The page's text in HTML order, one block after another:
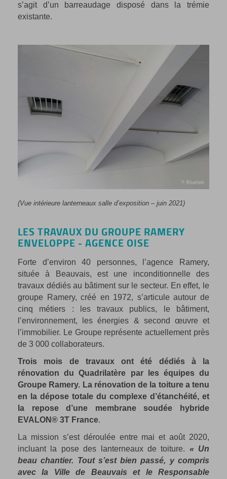
s’agit d’un barreaudage disposé dans la trémie
existante.
(Vue intérieure lanterneaux salle d’exposition – juin 2021)
LES TRAVAUX DU GROUPE RAMERY
ENVELOPPE - AGENCE OISE
Forte d’environ 40 personnes, l’agence Ramery,
située à Beauvais, est une inconditionnelle des
travaux dédiés au bâtiment sur le secteur. En effet, le
groupe Ramery, créé en 1972, s’articule autour de
cinq métiers : les travaux publics, le bâtiment,
l’environnement, les énergies & second œuvre et
l’immobilier. Le Groupe représente actuellement près
de 3 000 collaborateurs.
Trois mois de travaux ont été dédiés à la
rénovation du Quadrilatère par les équipes du
Groupe Ramery. La rénovation de la toiture a tenu
en la dépose totale du complexe d’étanchéité, et
la repose d’une membrane soudée hybride
EVALON® 3T France.
La mission s’est déroulée entre mai et août 2020,
incluant la pose des lanterneaux de toiture. « Un
beau chantier. Tout s’est bien passé, y compris
avec la Ville de Beauvais et le Responsable